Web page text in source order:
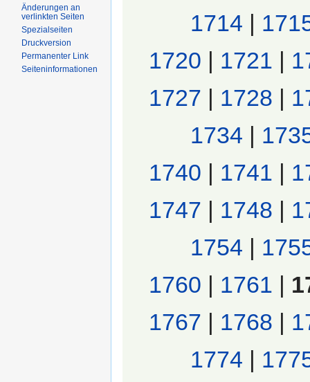
1714
1720
1721
1727
1728
1734
1740
1741
1747
1748
1754
1760
1761
1767
1768
1774
Änderungen an
verlinkten Seiten
Spezialseiten
Druckversion
Permanenter Link
Seiten­informationen